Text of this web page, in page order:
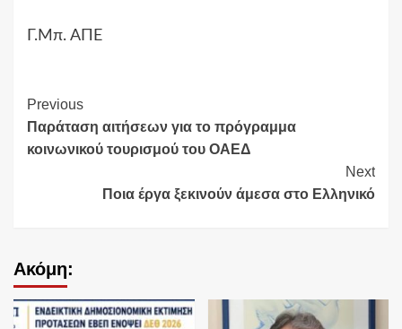
Γ.Μπ. ΑΠΕ
Continue
Reading
Previous
Παράταση αιτήσεων για το πρόγραμμα
κοινωνικού τουρισμού του ΟΑΕΔ
Next
Ποια έργα ξεκινούν άμεσα στο Ελληνικό
Ακόμη: